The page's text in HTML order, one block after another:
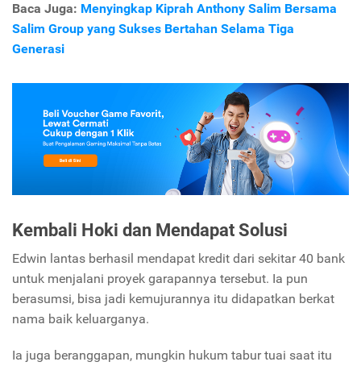
Baca Juga: Menyingkap Kiprah Anthony Salim Bersama
Salim Group yang Sukses Bertahan Selama Tiga
Generasi
Kembali Hoki dan Mendapat Solusi
Edwin lantas berhasil mendapat kredit dari sekitar 40 bank
untuk menjalani proyek garapannya tersebut. Ia pun
berasumsi, bisa jadi kemujurannya itu didapatkan berkat
nama baik keluarganya.
Ia juga beranggapan, mungkin hukum tabur tuai saat itu